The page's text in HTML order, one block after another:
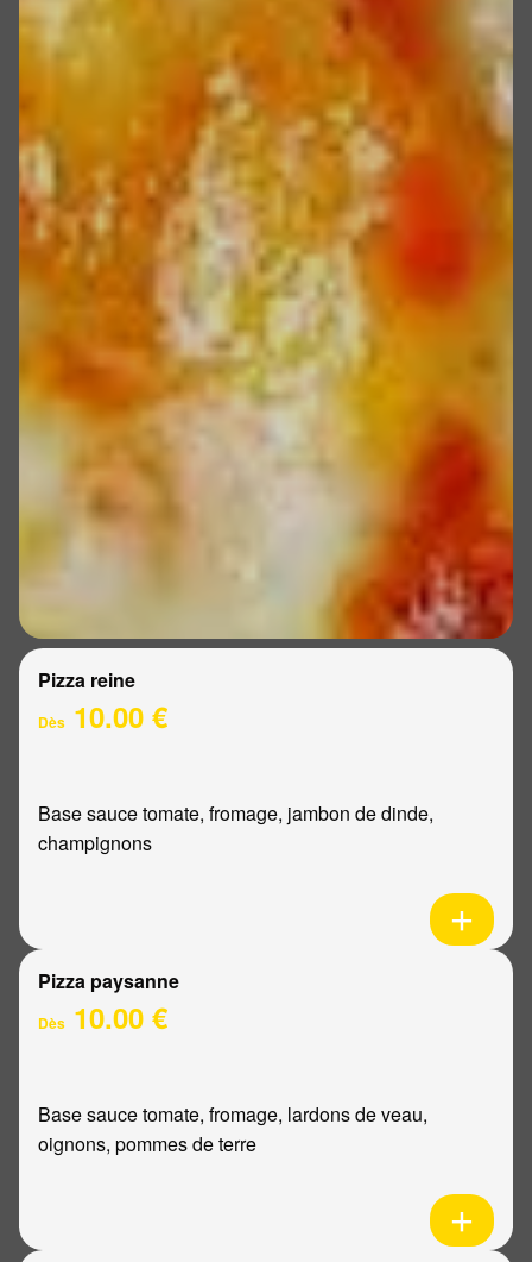
Pizza reine
Dès 10.00 €
Base sauce tomate, fromage, jambon de dinde,
champignons
Pizza paysanne
Dès 10.00 €
Base sauce tomate, fromage, lardons de veau,
oignons, pommes de terre